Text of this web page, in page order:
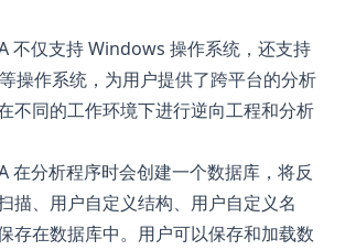
不仅支持 Windows 操作系统，还支持
操作系统，为用户提供了跨平台的分析
不同的工作环境下进行逆向工程和分析
在分析程序时会创建一个数据库，将反
描、用户自定义结构、用户自定义名
存在数据库中。用户可以保存和加载数